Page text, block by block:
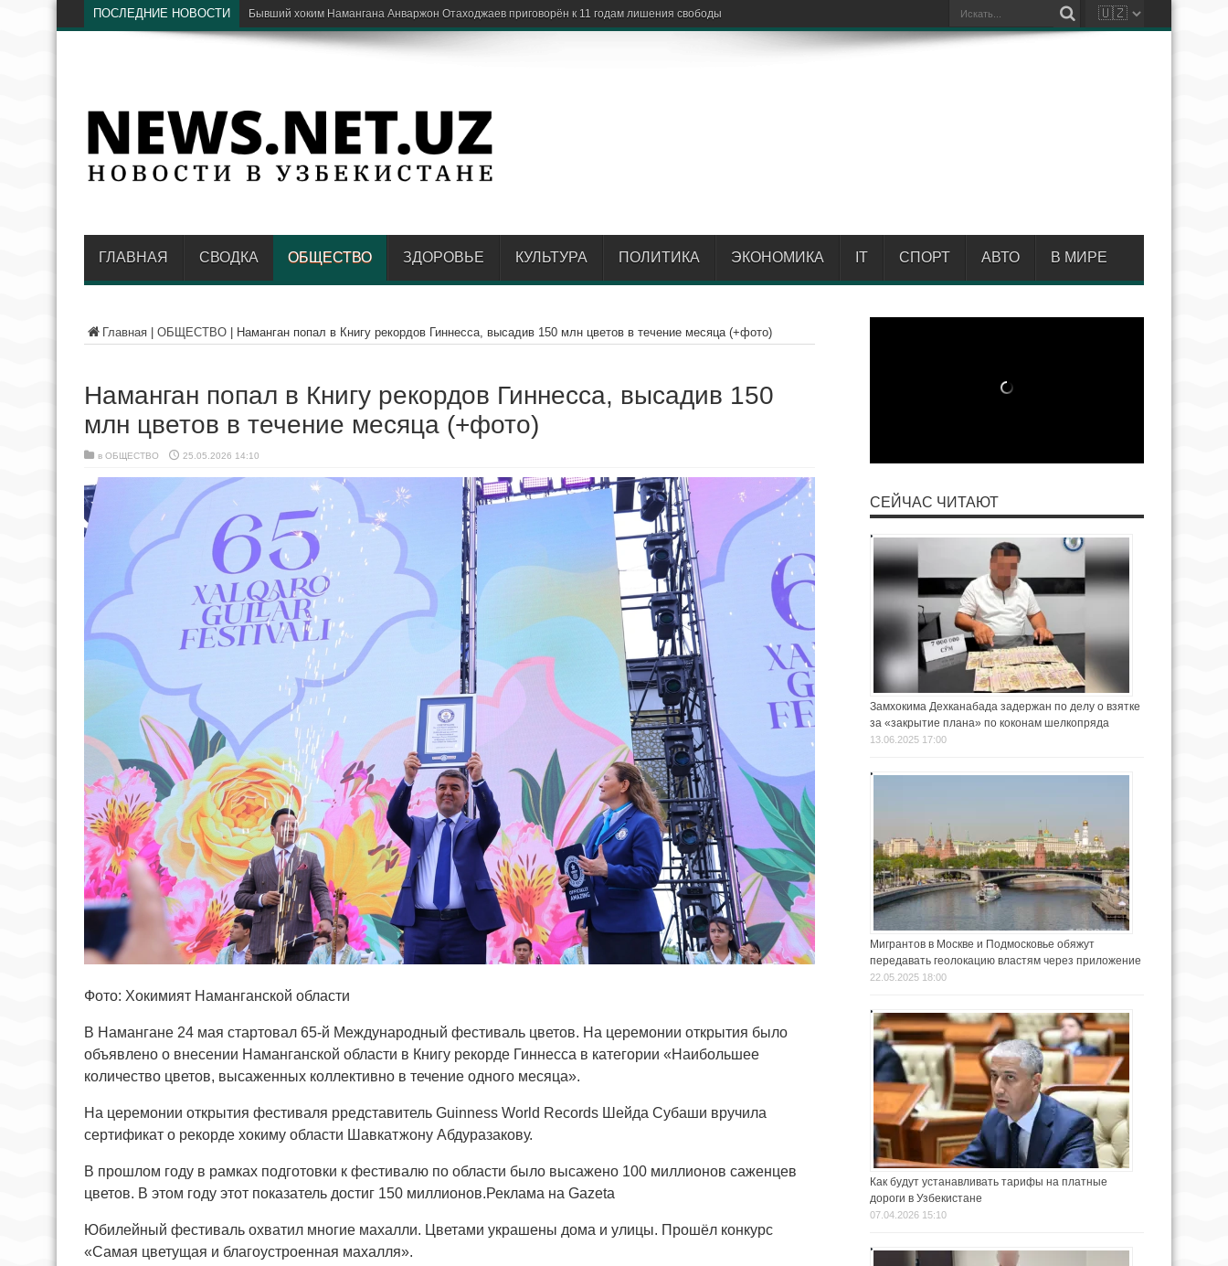
ПОСЛЕДНИЕ НОВОСТИ Президенты Узбекистана и
ГЛАВНАЯ СВОДКА ОБЩЕСТВО ЗДОРОВЬЕ КУЛЬТУРА ПОЛИТИКА ЭКОНОМИКА IT СПОРТ АВТО В МИРЕ
Главная ОБЩЕСТВО Наманган попал в Книгу рекордов Гиннесса, высадив 150 млн цветов в течение месяца (+фото)
Наманган попал в Книгу рекордов Гиннесса, высадив 150
млн цветов в течение месяца (+фото)
в ОБЩЕСТВО 25.05.2026 14:10
Фото: Хокимият Наманганской области
В Намангане 24 мая стартовал 65-й Международный фестиваль цветов. На церемонии открытия было
объявлено о внесении Наманганской области в Книгу рекорде Гиннесса в категории «Наибольшее
количество цветов, высаженных коллективно в течение одного месяца».
На церемонии открытия фестиваля рредставитель Guinness World Records Шейда Субаши вручила
сертификат о рекорде хокиму области Шавкатжону Абдуразакову.
В прошлом году в рамках подготовки к фестивалю по области было высажено 100 миллионов саженцев
цветов. В этом году этот показатель достиг 150 миллионов.Реклама на Gazeta
Юбилейный фестиваль охватил многие махалли. Цветами украшены дома и улицы. Прошёл конкурс
«Самая цветущая и благоустроенная махалля».
СЕЙЧАС ЧИТАЮТ
Замхокима Дехканабада задержан по делу о взятке
за «закрытие плана» по коконам шелкопряда
13.06.2025 17:00
Мигрантов в Москве и Подмосковье обяжут
передавать геолокацию властям через приложение
22.05.2025 18:00
Как будут устанавливать тарифы на платные
дороги в Узбекистане
07.04.2026 15:10